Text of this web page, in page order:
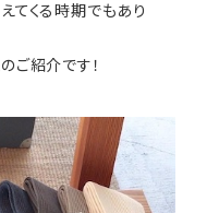
てくる時期でもあり
ご紹介です！